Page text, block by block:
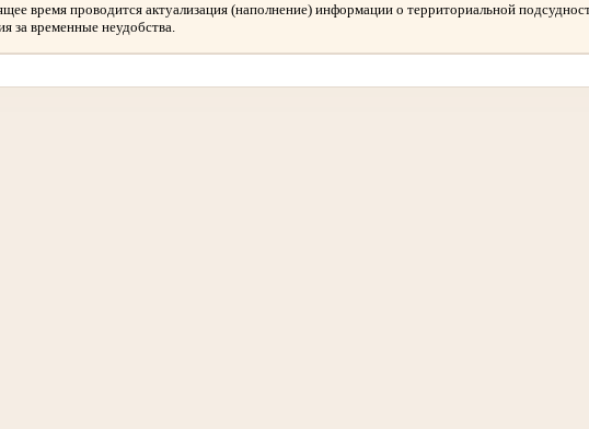
время проводится актуализация (наполнение) информации о территориальной
за временные неудобства.